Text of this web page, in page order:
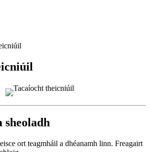
sheoladh
ort teagmháil a dhéanamh linn. Freagairt